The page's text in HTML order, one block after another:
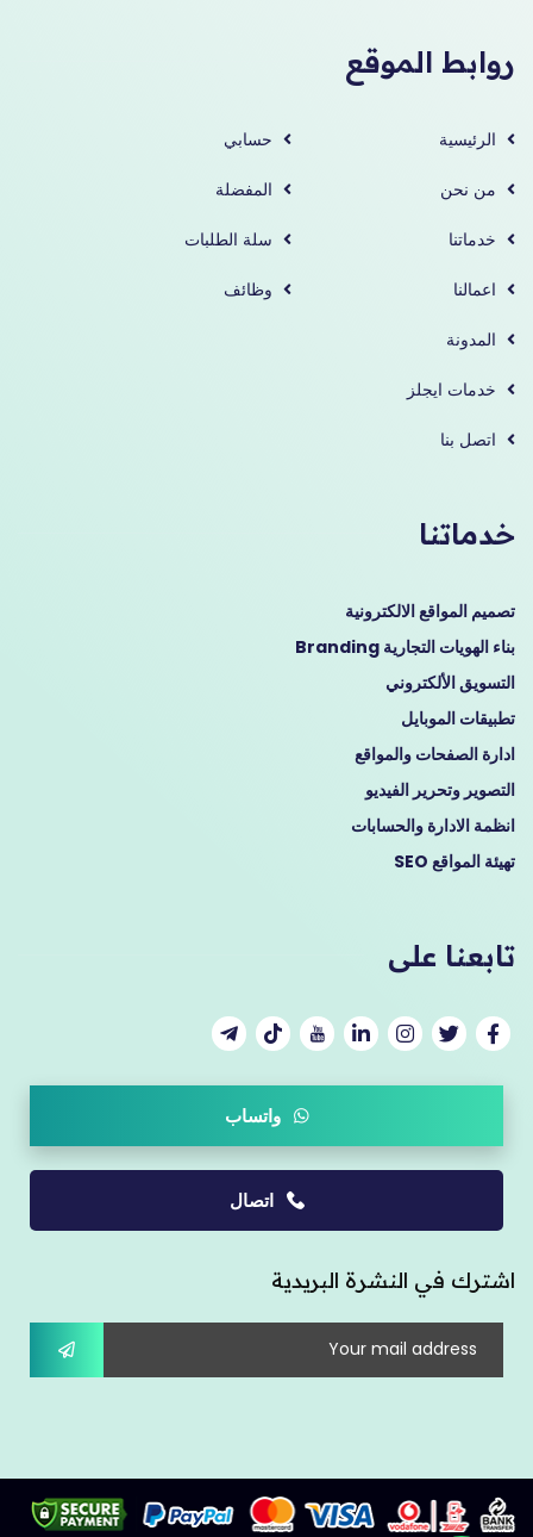
روابط الموقع
الرئيسية
من نحن
خدماتنا
اعمالنا
المدونة
خدمات ايجلز
اتصل بنا
حسابي
المفضلة
سلة الطلبات
وظائف
خدماتنا
تصميم المواقع الالكترونية
بناء الهويات التجارية Branding
التسويق الألكتروني
تطبيقات الموبايل
ادارة الصفحات والمواقع
التصوير وتحرير الفيديو
انظمة الادارة والحسابات
تهيئة المواقع SEO
تابعنا على
واتساب
اتصال
اشترك في النشرة البريدية